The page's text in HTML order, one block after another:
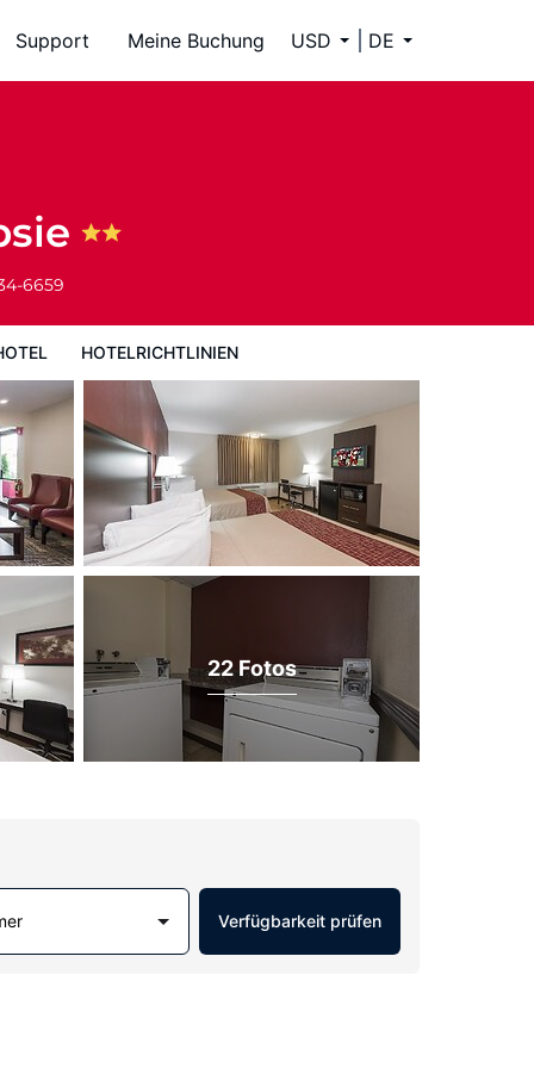
Support Meine Buchung USD DE
6659
HOTELRICHTLINIEN
22 Fotos
Verfügbarkeit prüfen